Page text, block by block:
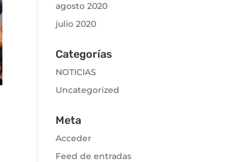
agosto 2020
julio 2020
Categorías
NOTICIAS
Uncategorized
Meta
Acceder
Feed de entradas